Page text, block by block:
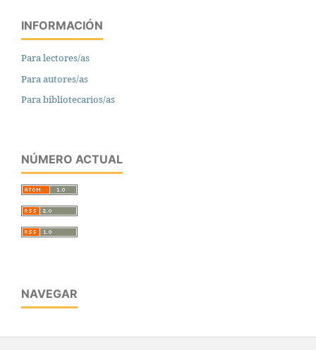
INFORMACIÓN
Para lectores/as
Para autores/as
Para bibliotecarios/as
NÚMERO ACTUAL
NAVEGAR